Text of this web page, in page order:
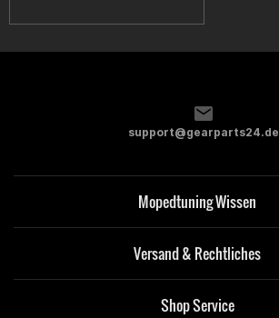
support@gearparts24.de
Mopedtuning Wissen
Versand & Rechtliches
Shop Service